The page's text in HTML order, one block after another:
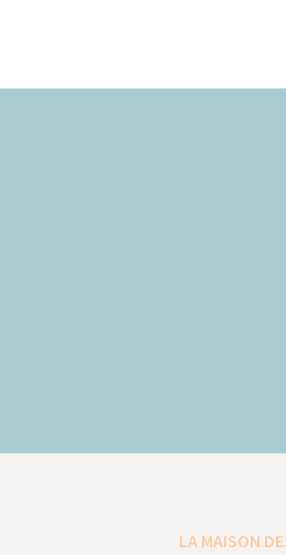
LA MAISON